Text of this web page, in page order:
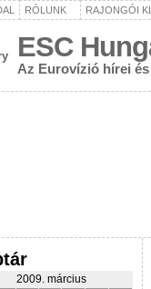
RÓLUNK RAJONGÓI
ESC
Az Eurovízió hírei
2009. március